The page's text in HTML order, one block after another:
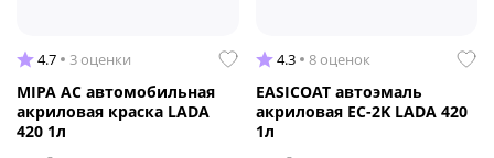
4.7 3 оценки
MIPA AC автомобильная
акриловая краска LADA
420 1л
4.3 8 оценок
EASICOAT автоэмаль
акриловая EC-2K LADA 420
1л